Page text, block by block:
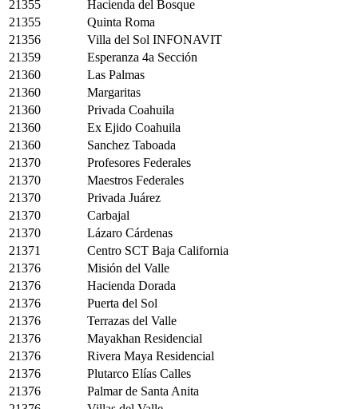
21355
Hacienda del Bosque
21355
Quinta Roma
21356
Villa del Sol INFONAVIT
21359
Esperanza 4a Sección
21360
Las Palmas
21360
Margaritas
21360
Privada Coahuila
21360
Ex Ejido Coahuila
21360
Sanchez Taboada
21370
Profesores Federales
21370
Maestros Federales
21370
Privada Juárez
21370
Carbajal
21370
Lázaro Cárdenas
21371
Centro SCT Baja California
21376
Misión del Valle
21376
Hacienda Dorada
21376
Puerta del Sol
21376
Terrazas del Valle
21376
Mayakhan Residencial
21376
Rivera Maya Residencial
21376
Plutarco Elías Calles
21376
Palmar de Santa Anita